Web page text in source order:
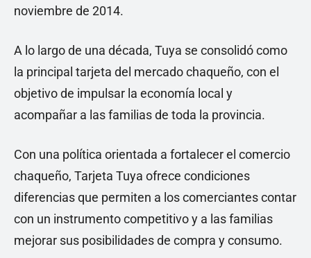
noviembre de 2014.
A lo largo de una década, Tuya se consolidó como
la principal tarjeta del mercado chaqueño, con el
objetivo de impulsar la economía local y
acompañar a las familias de toda la provincia.
Con una política orientada a fortalecer el comercio
chaqueño, Tarjeta Tuya ofrece condiciones
diferencias que permiten a los comerciantes contar
con un instrumento competitivo y a las familias
mejorar sus posibilidades de compra y consumo.